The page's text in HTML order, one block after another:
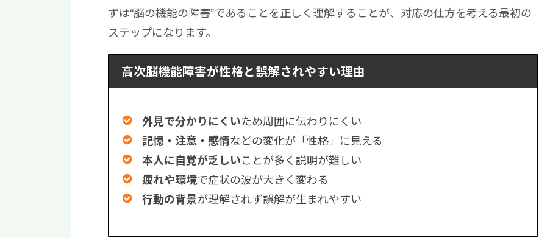
ずは“脳の機能の障害”であることを正しく理解することが、対応の仕方を考える最初の
ステップになります。
高次脳機能障害が性格と誤解されやすい理由
外見で分かりにくいため周囲に伝わりにくい
記憶・注意・感情などの変化が「性格」に見える
本人に自覚が乏しいことが多く説明が難しい
疲れや環境で症状の波が大きく変わる
行動の背景が理解されず誤解が生まれやすい